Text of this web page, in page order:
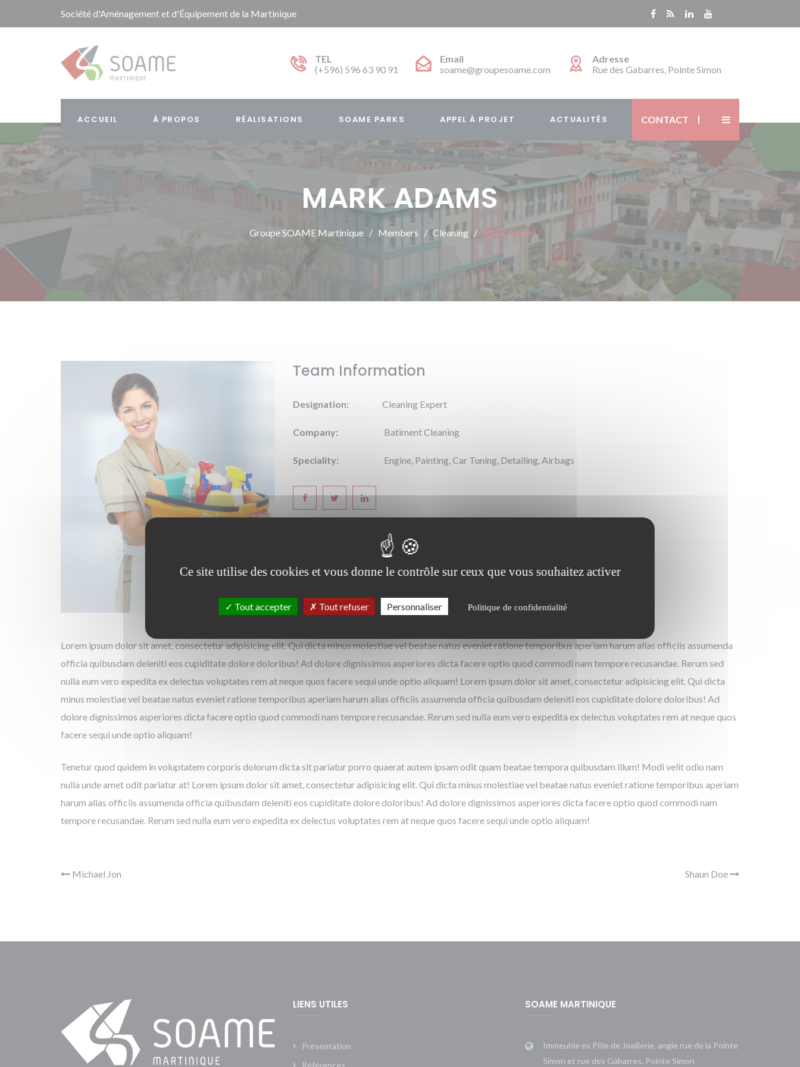
Société d'Aménagement et d'Équipement de la Martinique
TEL
(+596) 596 63 90 91
Email
soame@groupesoame.com
Adresse
Rue des Gabarres, Pointe Simon
ACCUEIL À PROPOS RÉALISATIONS SOAME PARKS APPEL À PROJET ACTUALITÉS CONTACT
MARK ADAMS
Groupe SOAME Martinique Members Cleaning Mark Adams
Team Information
Designation: Cleaning Expert
Company: Batiment Cleaning
Speciality: Engine, Painting, Car Tuning, Detailing, Airbags
support@rstheme.com
Lorem ipsum dolor sit amet, consectetur adipisicing elit. Qui dicta minus molestiae vel beatae natus eveniet ratione temporibus aperiam harum alias officiis assumenda
officia quibusdam deleniti eos cupiditate dolore doloribus! Ad dolore dignissimos asperiores dicta facere optio quod commodi nam tempore recusandae. Rerum sed
nulla eum vero expedita ex delectus voluptates rem at neque quos facere sequi unde optio aliquam! Lorem ipsum dolor sit amet, consectetur adipisicing elit. Qui dicta
minus molestiae vel beatae natus eveniet ratione temporibus aperiam harum alias officiis assumenda officia quibusdam deleniti eos cupiditate dolore doloribus! Ad
dolore dignissimos asperiores dicta facere optio quod commodi nam tempore recusandae. Rerum sed nulla eum vero expedita ex delectus voluptates rem at neque quos
facere sequi unde optio aliquam!
Tenetur quod quidem in voluptatem corporis dolorum dicta sit pariatur porro quaerat autem ipsam odit quam beatae tempora quibusdam illum! Modi velit odio nam
nulla unde amet odit pariatur at! Lorem ipsum dolor sit amet, consectetur adipisicing elit. Qui dicta minus molestiae vel beatae natus eveniet ratione temporibus aperiam
harum alias officiis assumenda officia quibusdam deleniti eos cupiditate dolore doloribus! Ad dolore dignissimos asperiores dicta facere optio quod commodi nam
tempore recusandae. Rerum sed nulla eum vero expedita ex delectus voluptates rem at neque quos facere sequi unde optio aliquam!
Michael Jon Shaun Doe
LIENS UTILES
Présentation
Références
SOAME MARTINIQUE
Immeuble ex Pôle de Joaillerie, angle rue de la Pointe
Simon et rue des Gabarres, Pointe Simon
Ce site utilise des cookies et vous donne le contrôle sur ceux que vous souhaitez activer
Tout accepter Tout refuser Personnaliser Politique de confidentialité